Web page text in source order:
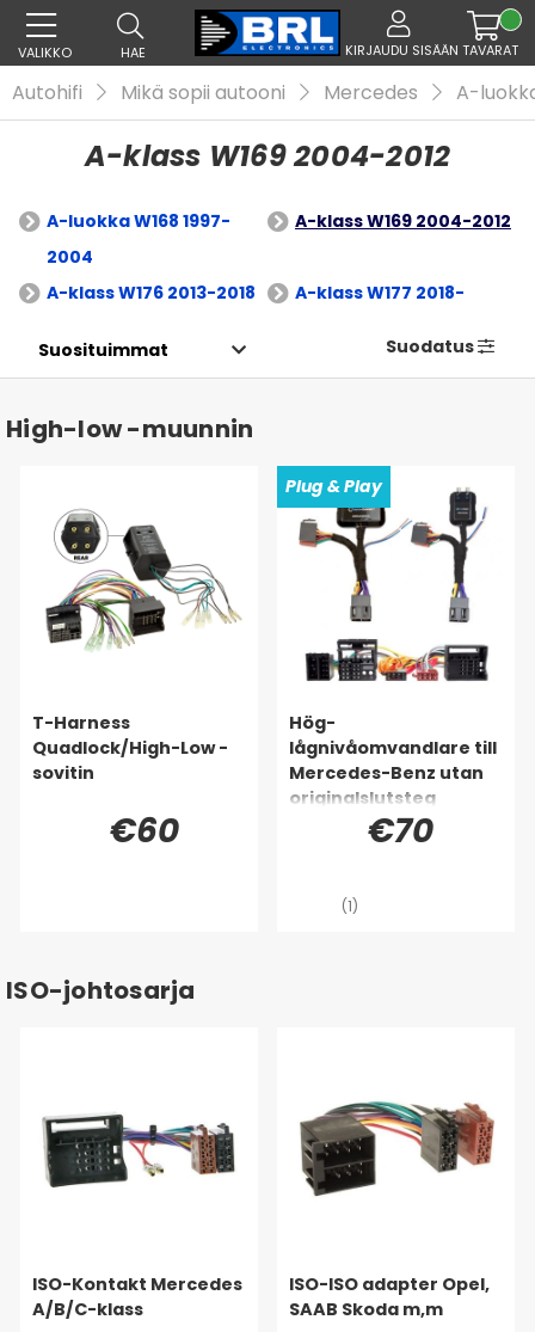
VALIKKO HAE KIRJAUDU SISÄÄN TAVARAT
Autohifi Mikä sopii autooni Mercedes A-
A-klass W169 2004-2012
A-luokka W168 1997-
2004
A-klass W169 2004-2012
A-klass W176 2013-2018 A-klass W177 2018-
Suodatus
High-low -muunnin
T-Harness
Quadlock/High-Low -
sovitin
€60
Plug & Play
Hög-
lågnivåomvandlare till
Mercedes-Benz utan
originalslutsteg
€70
(1)
ISO-johtosarja
ISO-Kontakt Mercedes
A/B/C-klass
ISO-ISO adapter Opel,
SAAB Skoda m,m